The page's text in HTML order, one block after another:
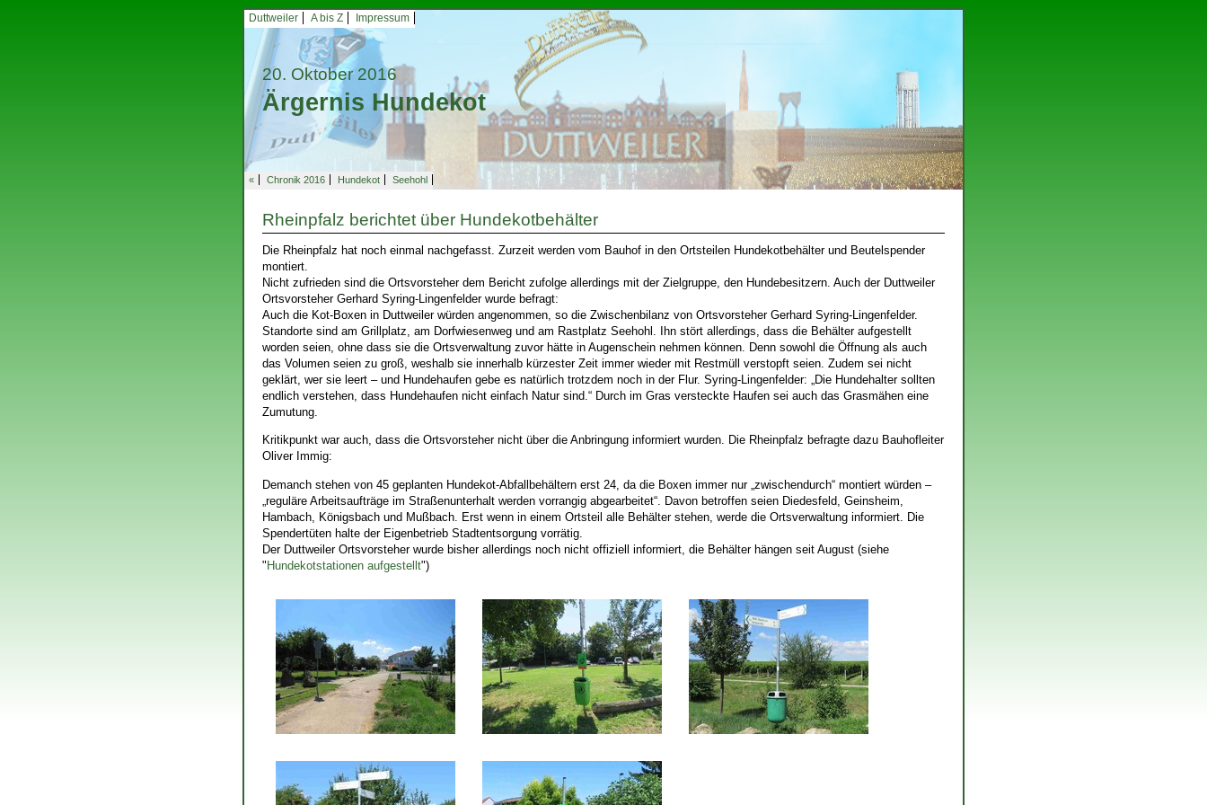
Duttweiler A bis Z Impressum
20. Oktober 2016
Ärgernis Hundekot
« Chronik 2016 Hundekot Seehohl
Rheinpfalz berichtet über Hundekotbehälter
Die Rheinpfalz hat noch einmal nachgefasst. Zurzeit werden vom Bauhof in den Ortsteilen Hundekotbehälter und Beutelspender
montiert.
Nicht zufrieden sind die Ortsvorsteher dem Bericht zufolge allerdings mit der Zielgruppe, den Hundebesitzern. Auch der Duttweiler
Ortsvorsteher Gerhard Syring-Lingenfelder wurde befragt:
Auch die Kot-Boxen in Duttweiler würden angenommen, so die Zwischenbilanz von Ortsvorsteher Gerhard Syring-Lingenfelder.
Standorte sind am Grillplatz, am Dorfwiesenweg und am Rastplatz Seehohl. Ihn stört allerdings, dass die Behälter aufgestellt
worden seien, ohne dass sie die Ortsverwaltung zuvor hätte in Augenschein nehmen können. Denn sowohl die Öffnung als auch
das Volumen seien zu groß, weshalb sie innerhalb kürzester Zeit immer wieder mit Restmüll verstopft seien. Zudem sei nicht
geklärt, wer sie leert – und Hundehaufen gebe es natürlich trotzdem noch in der Flur. Syring-Lingenfelder: „Die Hundehalter sollten
endlich verstehen, dass Hundehaufen nicht einfach Natur sind.“ Durch im Gras versteckte Haufen sei auch das Grasmähen eine
Zumutung.
Kritikpunkt war auch, dass die Ortsvorsteher nicht über die Anbringung informiert wurden. Die Rheinpfalz befragte dazu Bauhofleiter
Oliver Immig:
Demanch stehen von 45 geplanten Hundekot-Abfallbehältern erst 24, da die Boxen immer nur „zwischendurch“ montiert würden –
„reguläre Arbeitsaufträge im Straßenunterhalt werden vorrangig abgearbeitet“. Davon betroffen seien Diedesfeld, Geinsheim,
Hambach, Königsbach und Mußbach. Erst wenn in einem Ortsteil alle Behälter stehen, werde die Ortsverwaltung informiert. Die
Spendertüten halte der Eigenbetrieb Stadtentsorgung vorrätig.
Der Duttweiler Ortsvorsteher wurde bisher allerdings noch nicht offiziell informiert, die Behälter hängen seit August (siehe
"Hundekotstationen aufgestellt")